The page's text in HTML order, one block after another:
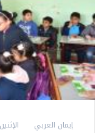
إيمان العربي الإثنين، 10 فبراير 2025